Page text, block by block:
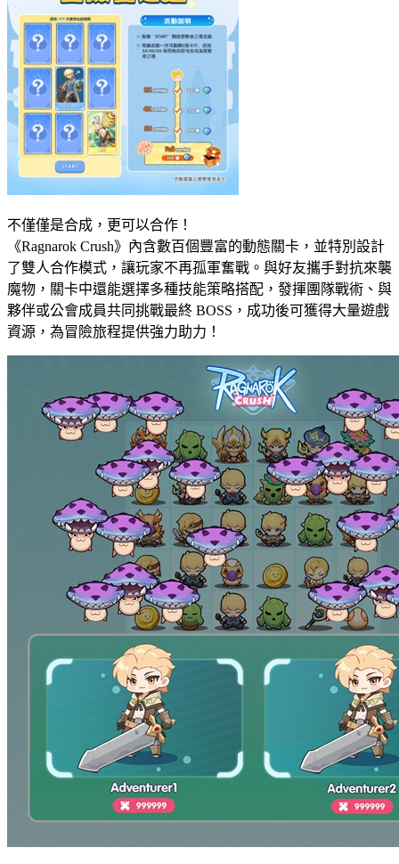
不僅僅是合成，更可以合作！
《Ragnarok Crush》內含數百個豐富的動態關卡，並特別設計
了雙人合作模式，讓玩家不再孤軍奮戰。與好友攜手對抗來襲
魔物，關卡中還能選擇多種技能策略搭配，發揮團隊戰術、與
夥伴或公會成員共同挑戰最終 BOSS，成功後可獲得大量遊戲
資源，為冒險旅程提供強力助力！